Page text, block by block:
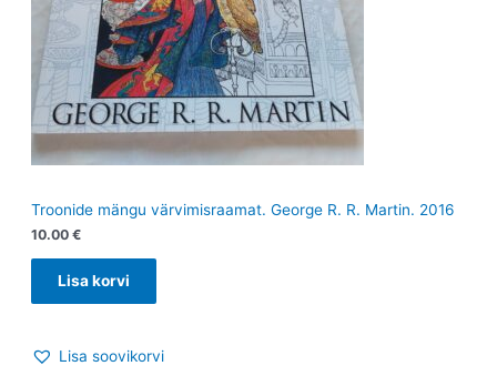
Troonide mängu värvimisraamat. George R. R. Martin. 2016
10.00 €
Lisa korvi
Lisa soovikorvi